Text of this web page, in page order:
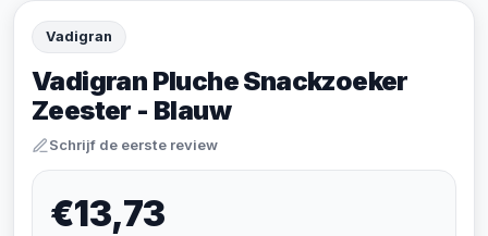
Vadigran
Vadigran Pluche Snackzoeker
Zeester - Blauw
Schrijf de eerste review
€13,73